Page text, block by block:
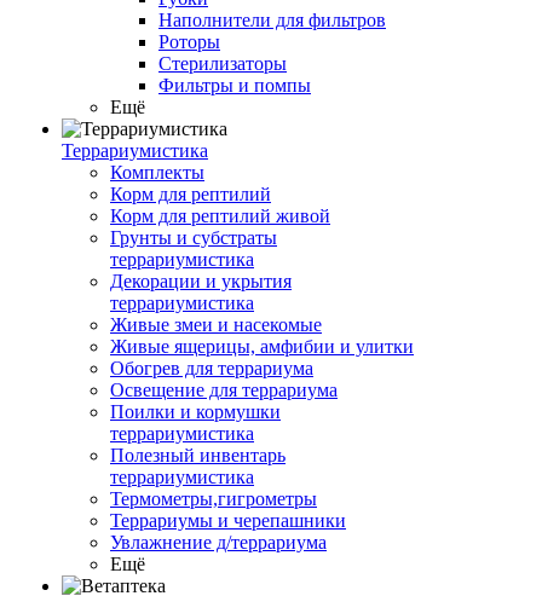
Наполнители для фильтров
Роторы
Стерилизаторы
Фильтры и помпы
Ещё
Террариумистика
Комплекты
Корм для рептилий
Корм для рептилий живой
Грунты и субстраты
террариумистика
Декорации и укрытия
террариумистика
Живые змеи и насекомые
Живые ящерицы, амфибии и улитки
Обогрев для террариума
Освещение для террариума
Поилки и кормушки
террариумистика
Полезный инвентарь
террариумистика
Термометры,гигрометры
Террариумы и черепашники
Увлажнение д/террариума
Ещё